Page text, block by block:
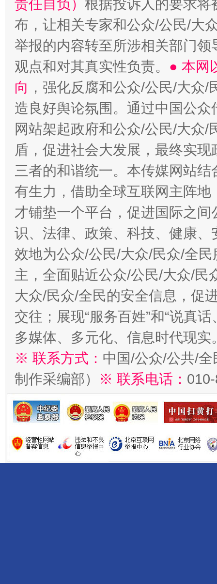
责任自负） 根据投诉人的要求将
布，让相关专家和公众/公民/大
举报的内容转至所涉相关部门
观点和对其真实性负责。 ● 本网
向 ，强化反腐和公众/公民/大众
造良好舆论氛围。通过中国公
网站架起政府和公众/公民/大众
盾，促进社会大发展，最终实
三者的和谐统一。本传媒网站
有生力，借助全球互联网主阵
才铺垫一个平台，促进国际之
识、法律、政策、科技、健康
效地为公众/公民/大众/民众/全
主，全面贴近公众/公民/大众/民
大众/民众/全民的安全信息，促
交往；展现“服务百姓”和“说真
多媒体、多元化、信息时代现实
※ 联系方式： 中国/公众/公共/
制作采编部）
※ 联系电话：